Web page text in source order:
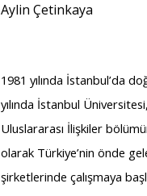
Aylin Çetinkaya
1981 yılında İstanbul’da
yılında İstanbul Üniversitesi,
Uluslararası İlişkiler
olarak Türkiye’nin önde
şirketlerinde çalışmaya